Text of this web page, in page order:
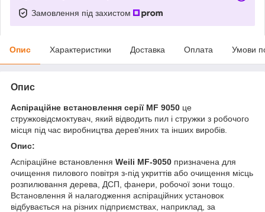
Замовлення під захистом
Опис Характеристики Доставка Оплата Умови
Опис
Аспіраційне встановлення серії MF 9050 це
стружковідсмоктувач, який відводить пил і стружки з робочого
місця під час виробництва дерев'яних та інших виробів.
Опис:
Аспіраційне встановлення Weili MF-9050 призначена для
очищення пилового повітря з-під укриттів або очищення місць
розпилювання дерева, ДСП, фанери, робочої зони тощо.
Встановлення й налагодження аспіраційних установок
відбувається на різних підприємствах, наприклад, за